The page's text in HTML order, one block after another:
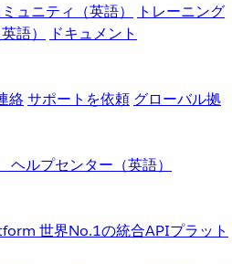
ュニティ（英語）
トレーニング
語）
ドキュメント
絡サポートを依頼 グローバル拠
ヘルプセンター（英語）
世界No.1の統合APIプラット